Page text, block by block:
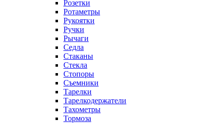
Розетки
Ротаметры
Рукоятки
Ручки
Рычаги
Седла
Стаканы
Стекла
Стопоры
Съемники
Тарелки
Тарелкодержатели
Тахометры
Тормоза